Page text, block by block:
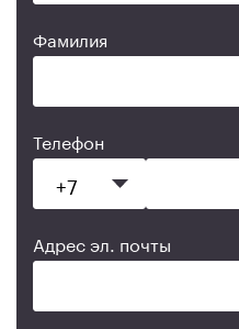
Фамилия
Телефон
Адрес эл. почты